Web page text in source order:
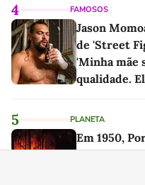
4 FAMOSOS
Jason
de 'Street
'Minha mãe
qualidade.
5 PLANETA
Em 1950,
estabilizar